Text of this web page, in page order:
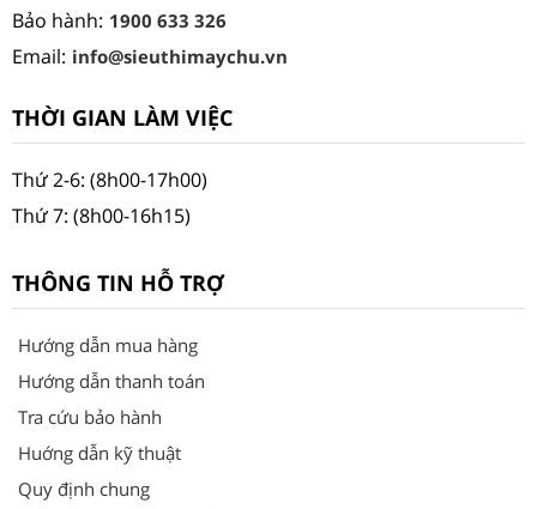
Bảo hành: 1900 633 326
Email: info@sieuthimaychu.vn
THỜI GIAN LÀM VIỆC
Thứ 2-6: (8h00-17h00)
Thứ 7: (8h00-16h15)
THÔNG TIN HỖ TRỢ
Hướng dẫn mua hàng
Hướng dẫn thanh toán
Tra cứu bảo hành
Huớng dẫn kỹ thuật
Quy định chung